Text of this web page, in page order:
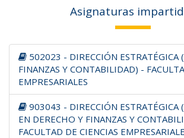
Asignaturas
502023 - DIRECCIÓN ESTRATÉGICA
FINANZAS Y CONTABILIDAD) -
EMPRESARIALES
903043 - DIRECCIÓN ESTRATÉGICA
EN DERECHO Y FINANZAS Y
FACULTAD DE CIENCIAS